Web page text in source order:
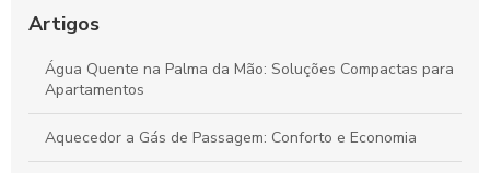
Sustentável
Artigos
Água Quente na Palma da Mão: Soluções Compactas para
Apartamentos
Aquecedor a Gás de Passagem: Conforto e Economia